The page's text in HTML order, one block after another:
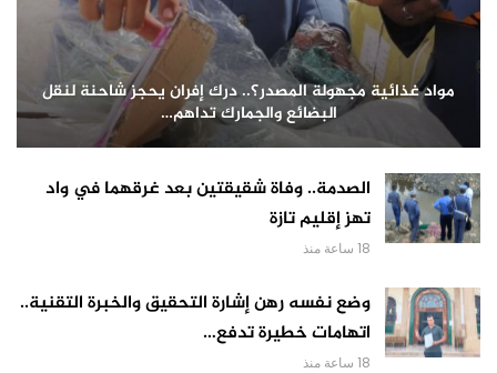
مواد غذائية مجهولة المصدر؟.. درك إفران يحجز شاحنة لنقل
البضائع والجمارك تداهم…
الصدمة.. وفاة شقيقتين بعد غرقهما في واد
تهز إقليم تازة
18 ساعة منذ
وضع نفسه رهن إشارة التحقيق والخبرة التقنية..
اتهامات خطيرة تدفع…
18 ساعة منذ